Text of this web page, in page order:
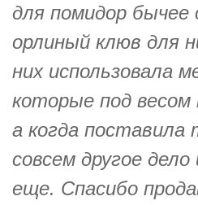
для помидор бычее
орлиный клюв для
них использовала
которые под весом
а когда поставила
совсем другое
еще. Спасибо